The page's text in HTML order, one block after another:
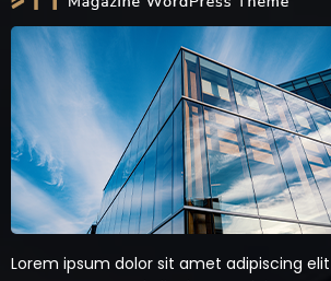
Lorem ipsum dolor sit amet adipiscing elit
natoque penatibus sociis et magnis dis